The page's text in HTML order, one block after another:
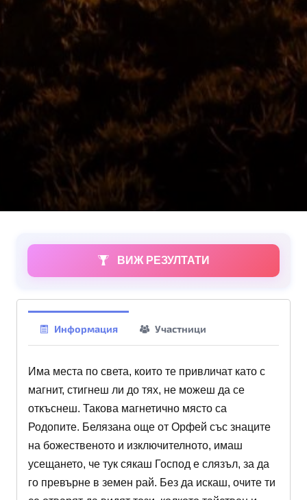
ВИЖ РЕЗУЛТАТИ
Информация Участници
Има места по света, които те привличат като с
магнит, стигнеш ли до тях, не можеш да се
откъснеш. Такова магнетично място са
Родопите. Белязана още от Орфей със знаците
на божественото и изключителното, имаш
усещането, че тук сякаш Господ е слязъл, за да
го превърне в земен рай. Без да искаш, очите ти